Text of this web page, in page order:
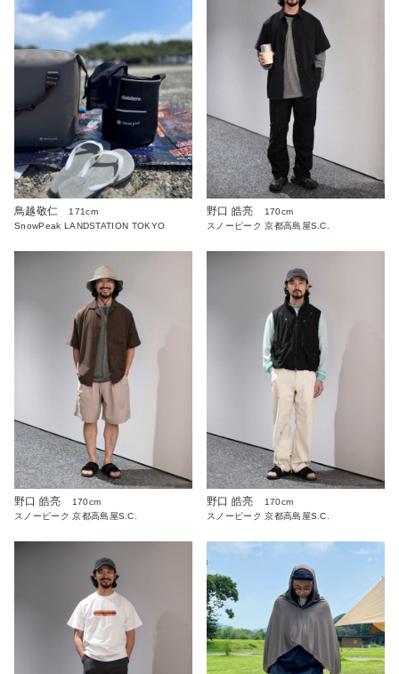
鳥越敬仁
171cm
SnowPeak LANDSTATION TOKYO
野口 皓亮
170cm
スノーピーク 京都高島屋S.C.
野口 皓亮
170cm
スノーピーク 京都高島屋S.C.
野口 皓亮
170cm
スノーピーク 京都高島屋S.C.